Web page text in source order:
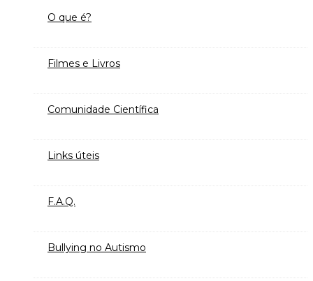
O que é?
Filmes e Livros
Comunidade Científica
Links úteis
F.A.Q.
Bullying no Autismo